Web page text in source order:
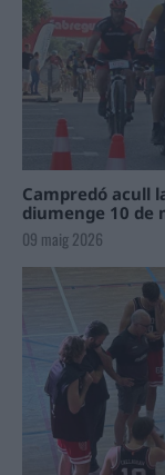
Campredó acull
diumenge 10 de
09 maig 2026